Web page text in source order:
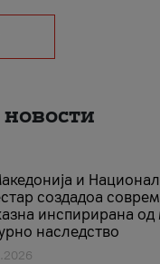
и
создадоа
инспирирана од
наследство